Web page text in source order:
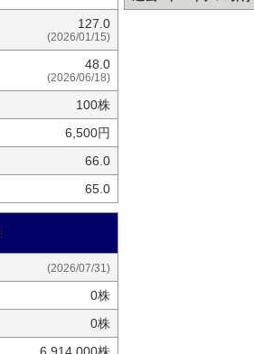
127.0
(2026/01/15)
48.0
(2026/06/18)
100株
6,500円
66.0
65.0
(2026/07/31)
0株
0株
6,914,000株